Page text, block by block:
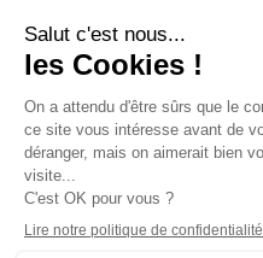
Mentions